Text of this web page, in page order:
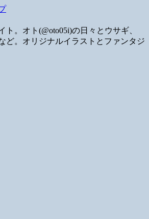
ト。オト(@oto05i)の日々とウサギ、
ど。オリジナルイラストとファンタジ